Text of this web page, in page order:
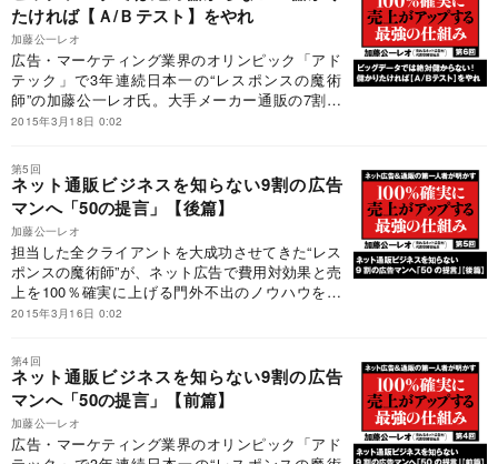
たければ【Ａ/Ｂテスト】をやれ
加藤公一レオ
広告・マーケティング業界のオリンピック「アド
テック」で3年連続日本一の“レスポンスの魔術
師”の加藤公一レオ氏。大手メーカー通販の7割以
上がコンサルを依頼する著者の極意とは？ 2時
る。
2015年3月18日 0:02
第5回
ネット通販ビジネスを知らない9割の広告
マンへ「50の提言」【後篇】
加藤公一レオ
担当した全クライアントを大成功させてきた“レス
ポンスの魔術師”が、ネット広告で費用対効果と売
上を100％確実に上げる門外不出のノウハウを大
暴露！ 前回に引き続き、広告マンに向けた「50
2015年3月16日 0:02
第4回
ネット通販ビジネスを知らない9割の広告
マンへ「50の提言」【前篇】
加藤公一レオ
広告・マーケティング業界のオリンピック「アド